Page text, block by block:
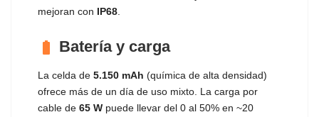
mejoran con IP68
battery_full Batería y carga
La celda de 5.150 mAh (química de alta densidad)
ofrece más de un día de uso mixto. La carga por
cable de 65 W puede llevar del 0 al 50% en ~20